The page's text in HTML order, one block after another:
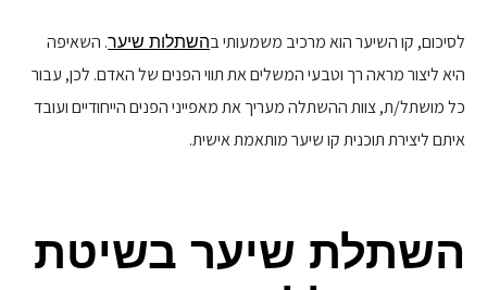
לסיכום, קו השיער הוא מרכיב משמעותי בהשתלות שיער. השאיפה
היא ליצור מראה רך וטבעי המשלים את תווי הפנים של האדם. לכן, עבור
כל מושתל/ת, צוות ההשתלה מעריך את מאפייני הפנים הייחודיים ועובד
איתם ליצירת תוכנית קו שיער מותאמת אישית.
השתלת שיער בשיטת